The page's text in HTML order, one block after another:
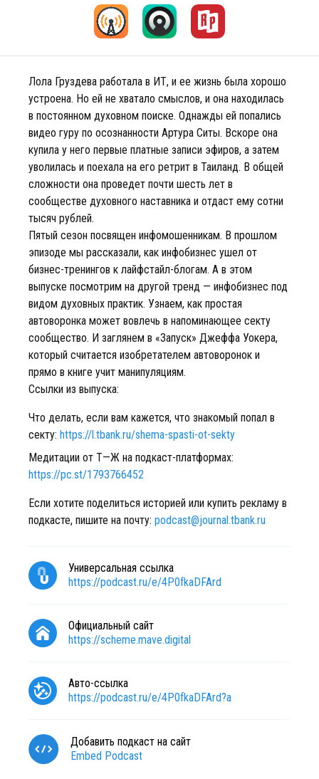
Лола Груздева работала в ИТ, и ее жизнь была хорошо
устроена. Но ей не хватало смыслов, и она находилась
в постоянном духовном поиске. Однажды ей попались
видео гуру по осознанности Артура Ситы. Вскоре она
купила у него первые платные записи эфиров, а затем
уволилась и поехала на его ретрит в Таиланд. В общей
сложности она проведет почти шесть лет в
сообществе духовного наставника и отдаст ему сотни
тысяч рублей.
Пятый сезон посвящен инфомошенникам. В прошлом
эпизоде мы рассказали, как инфобизнес ушел от
бизнес-тренингов к лайфстайл-блогам. А в этом
выпуске посмотрим на другой тренд — инфобизнес под
видом духовных практик. Узнаем, как простая
автоворонка может вовлечь в напоминающее секту
сообщество. И заглянем в «Запуск» Джеффа Уокера,
который считается изобретателем автоворонок и
прямо в книге учит манипуляциям.
Ссылки из выпуска:
Что делать, если вам кажется, что знакомый попал в
секту: https://l.tbank.ru/shema-spasti-ot-sekty
Медитации от Т—Ж на подкаст-платформах:
https://pc.st/1793766452
Если хотите поделиться историей или купить рекламу в
подкасте, пишите на почту: podcast@journal.tbank.ru
Универсальная ссылка
https://podcast.ru/e/4P0fkaDFArd
Официальный сайт
https://scheme.mave.digital
Авто-ссылка
https://podcast.ru/e/4P0fkaDFArd?a
Добавить подкаст на сайт
Embed Podcast